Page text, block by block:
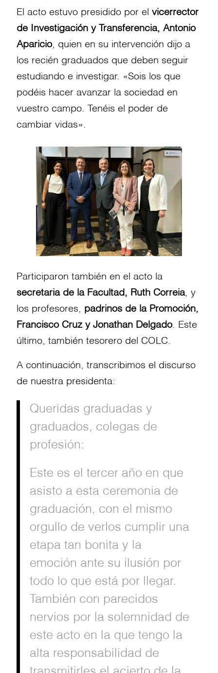
El acto estuvo presidido por el vicerrector
de Investigación y Transferencia, Antonio
Aparicio, quien en su intervención dijo a
los recién graduados que deben seguir
estudiando e investigar. «Sois los que
podéis hacer avanzar la sociedad en
vuestro campo. Tenéis el poder de
cambiar vidas».
Participaron también en el acto la
secretaria de la Facultad, Ruth Correia, y
los profesores, padrinos de la Promoción,
Francisco Cruz y Jonathan Delgado. Este
último, también tesorero del COLC.
A continuación, transcribimos el discurso
de nuestra presidenta:
Queridas graduadas y
graduados, colegas de
profesión:
Este es el tercer año en que
asisto a esta ceremonia de
graduación, con el mismo
orgullo de verlos cumplir una
etapa tan bonita y la
emoción ante su ilusión por
todo lo que está por llegar.
También con parecidos
nervios por la solemnidad de
este acto en la que tengo la
alta responsabilidad de